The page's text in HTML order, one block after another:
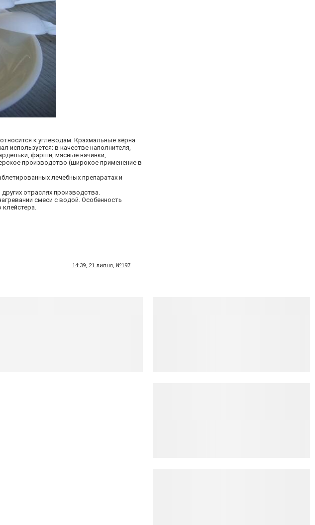
к углеводам. Крахмальные зёрна
используется: в качестве наполнителя,
фарши, мясные начинки,
производство (широкое применение в
лечебных препаратах и
отраслях производства.
смеси с водой. Особенность
клейстера.
14:39, 21 липня, №197